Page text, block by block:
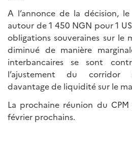
A l’annonce de la décision,
autour de 1 450 NGN pour 1
obligations souveraines sur le
diminué de manière
interbancaires se sont
l’ajustement du corridor
davantage de liquidité sur le
La prochaine réunion du
février prochains.